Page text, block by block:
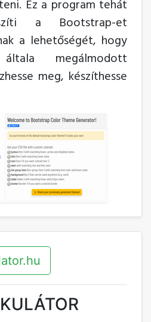
Ez a program tehát
a Bootstrap-et
a lehetőségét, hogy
megálmodott
meg, készíthesse